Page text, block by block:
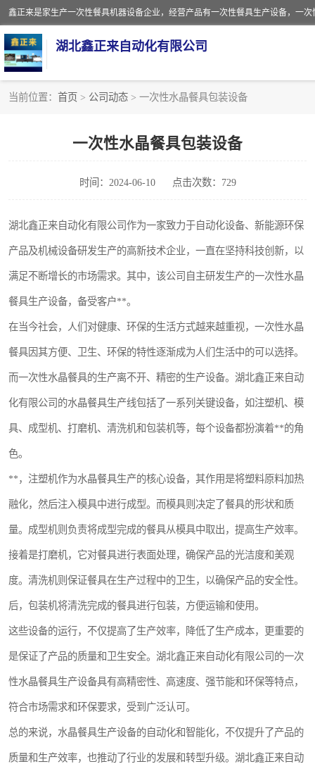
湖北鑫正来自动化有限公司
当前位置： 首页 > 公司动态 > 一次性水晶餐具包装设备
一次性水晶餐具包装设备
时间：2024-06-10 点击次数：729
湖北鑫正来自动化有限公司作为一家致力于自动化设备、新能源环保
产品及机械设备研发生产的高新技术企业，一直在坚持科技创新，以
满足不断增长的市场需求。其中，该公司自主研发生产的一次性水晶
餐具生产设备，备受客户**。
在当今社会，人们对健康、环保的生活方式越来越重视，一次性水晶
餐具因其方便、卫生、环保的特性逐渐成为人们生活中的可以选择。
而一次性水晶餐具的生产离不开、精密的生产设备。湖北鑫正来自动
化有限公司的水晶餐具生产线包括了一系列关键设备，如注塑机、模
具、成型机、打磨机、清洗机和包装机等，每个设备都扮演着**的角
色。
**，注塑机作为水晶餐具生产的核心设备，其作用是将塑料原料加热
融化，然后注入模具中进行成型。而模具则决定了餐具的形状和质
量。成型机则负责将成型完成的餐具从模具中取出，提高生产效率。
接着是打磨机，它对餐具进行表面处理，确保产品的光洁度和美观
度。清洗机则保证餐具在生产过程中的卫生，以确保产品的安全性。
后，包装机将清洗完成的餐具进行包装，方便运输和使用。
这些设备的运行，不仅提高了生产效率，降低了生产成本，更重要的
是保证了产品的质量和卫生安全。湖北鑫正来自动化有限公司的一次
性水晶餐具生产设备具有高精密性、高速度、强节能和环保等特点，
符合市场需求和环保要求，受到广泛认可。
总的来说，水晶餐具生产设备的自动化和智能化，不仅提升了产品的
质量和生产效率，也推动了行业的发展和转型升级。湖北鑫正来自动
塑料杯
奶茶杯
塑料打包盒
航空餐具
稻壳餐具
降解奶茶杯